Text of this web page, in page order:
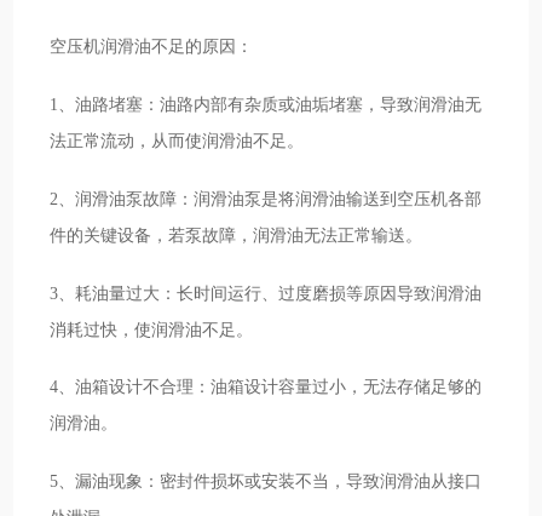
空压机润滑油不足的原因：
1、油路堵塞：油路内部有杂质或油垢堵塞，导致润滑油无
法正常流动，从而使润滑油不足。
2、润滑油泵故障：润滑油泵是将润滑油输送到空压机各部
件的关键设备，若泵故障，润滑油无法正常输送。
3、耗油量过大：长时间运行、过度磨损等原因导致润滑油
消耗过快，使润滑油不足。
4、油箱设计不合理：油箱设计容量过小，无法存储足够的
润滑油。
5、漏油现象：密封件损坏或安装不当，导致润滑油从接口